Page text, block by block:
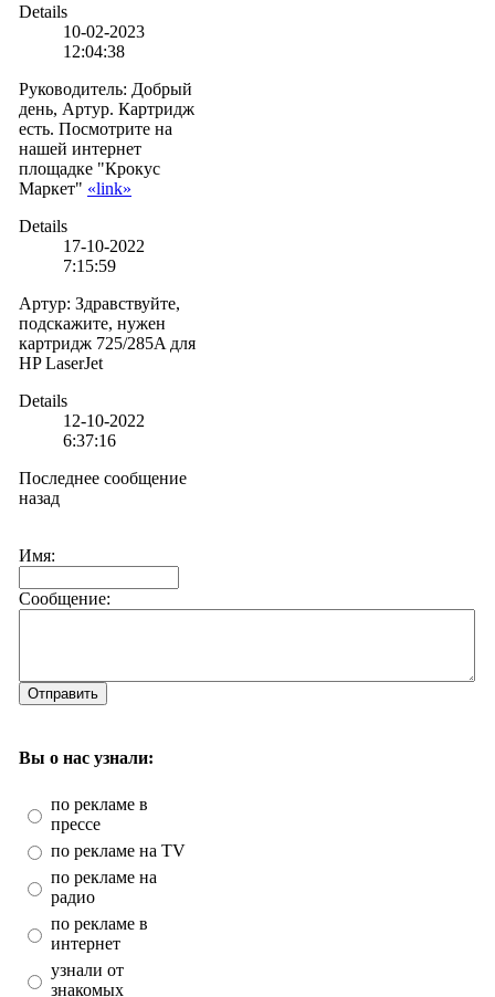
Details
10-02-2023
12:04:38
Руководитель: Добрый
день, Артур. Картридж
есть. Посмотрите на
нашей интернет
площадке "Крокус
Маркет" «link»
Details
17-10-2022
7:15:59
Артур: Здравствуйте,
подскажите, нужен
картридж 725/285A для
HP LaserJet
Details
12-10-2022
6:37:16
Последнее сообщение
назад
Имя:
Сообщение:
Отправить
Вы о нас узнали:
по рекламе в
прессе
по рекламе на TV
по рекламе на
радио
по рекламе в
интернет
узнали от
знакомых